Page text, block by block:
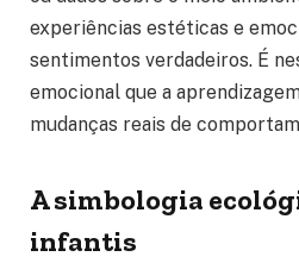
experiências estéticas e
sentimentos verdadeiros. É
emocional que a
mudanças reais de
A simbologia
infantis